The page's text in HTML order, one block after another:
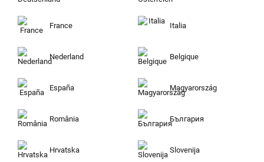
France Italia
Nederland Belgique
España Magyarország
România България
Hrvatska Slovenija